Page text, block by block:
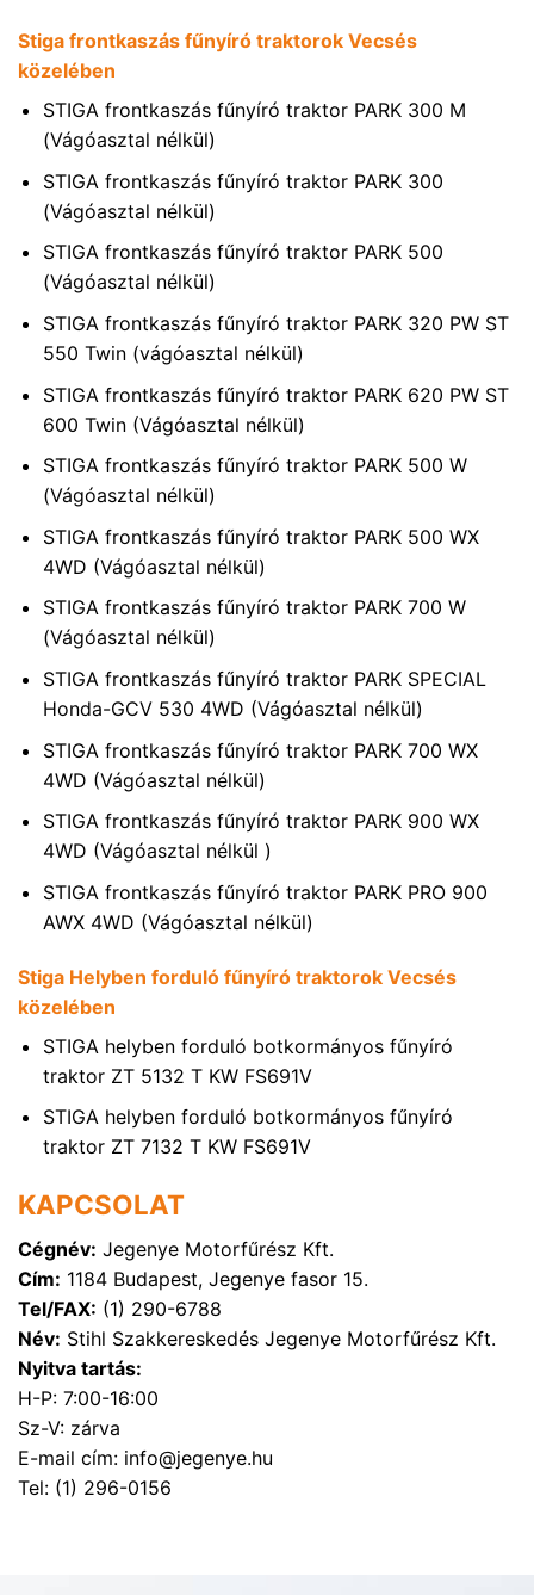
Stiga frontkaszás fűnyíró traktorok Vecsés
közelében
STIGA frontkaszás fűnyíró traktor PARK 300 M
(Vágóasztal nélkül)
STIGA frontkaszás fűnyíró traktor PARK 300
(Vágóasztal nélkül)
STIGA frontkaszás fűnyíró traktor PARK 500
(Vágóasztal nélkül)
STIGA frontkaszás fűnyíró traktor PARK 320 PW ST
550 Twin (vágóasztal nélkül)
STIGA frontkaszás fűnyíró traktor PARK 620 PW ST
600 Twin (Vágóasztal nélkül)
STIGA frontkaszás fűnyíró traktor PARK 500 W
(Vágóasztal nélkül)
STIGA frontkaszás fűnyíró traktor PARK 500 WX
4WD (Vágóasztal nélkül)
STIGA frontkaszás fűnyíró traktor PARK 700 W
(Vágóasztal nélkül)
STIGA frontkaszás fűnyíró traktor PARK SPECIAL
Honda-GCV 530 4WD (Vágóasztal nélkül)
STIGA frontkaszás fűnyíró traktor PARK 700 WX
4WD (Vágóasztal nélkül)
STIGA frontkaszás fűnyíró traktor PARK 900 WX
4WD (Vágóasztal nélkül )
STIGA frontkaszás fűnyíró traktor PARK PRO 900
AWX 4WD (Vágóasztal nélkül)
Stiga Helyben forduló fűnyíró traktorok Vecsés
közelében
STIGA helyben forduló botkormányos fűnyíró
traktor ZT 5132 T KW FS691V
STIGA helyben forduló botkormányos fűnyíró
traktor ZT 7132 T KW FS691V
KAPCSOLAT
Cégnév: Jegenye Motorfűrész Kft.
Cím: 1184 Budapest, Jegenye fasor 15.
Tel/FAX: (1) 290-6788
Név: Stihl Szakkereskedés Jegenye Motorfűrész Kft.
Nyitva tartás:
H-P: 7:00-16:00
Sz-V: zárva
E-mail cím: info@jegenye.hu
Tel: (1) 296-0156